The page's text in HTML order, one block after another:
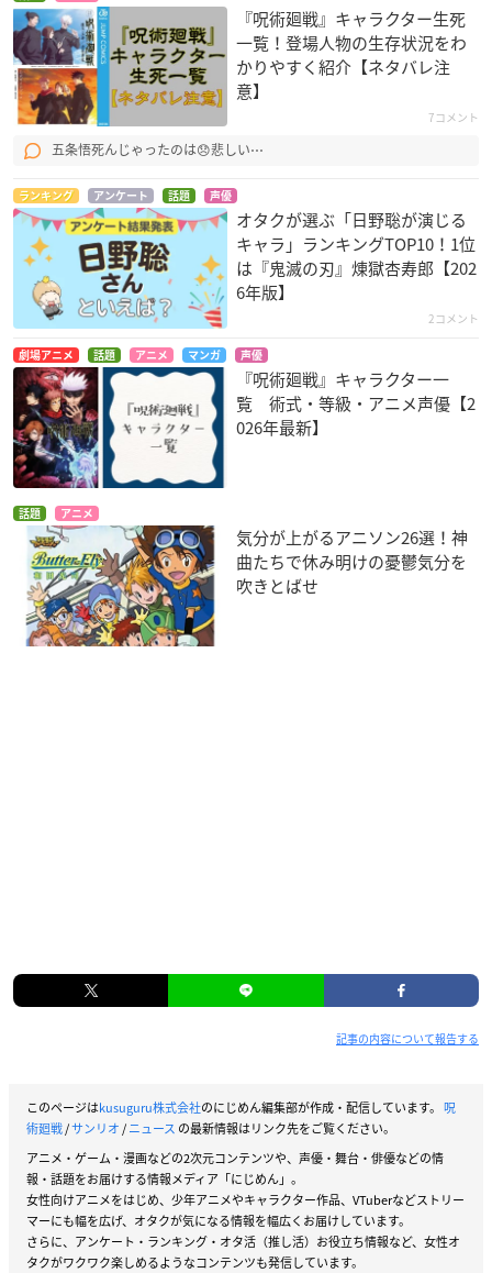
『呪術廻戦』キャラクター生死
一覧！登場人物の生存状況をわ
かりやすく紹介【ネタバレ注
意】
7コメント
五条悟死んじゃったのは😞悲しい⋯
ランキング アンケート 話題 声優
オタクが選ぶ「日野聡が演じる
キャラ」ランキングTOP10！1位
は『鬼滅の刃』煉󠄁獄杏寿郎【202
6年版】
2コメント
劇場アニメ 話題 アニメ マンガ 声優
『呪術廻戦』キャラクター一
覧 術式・等級・アニメ声優【2
026年最新】
話題 アニメ
気分が上がるアニソン26選！神
曲たちで休み明けの憂鬱気分を
吹きとばせ
記事の内容について報告する
このページはkusuguru株式会社のにじめん編集部が作成・配信しています。 呪
術廻戦/サンリオ/ニュース の最新情報はリンク先をご覧ください。
アニメ・ゲーム・漫画などの2次元コンテンツや、声優・舞台・俳優などの情
報・話題をお届けする情報メディア「にじめん」。
女性向けアニメをはじめ、少年アニメやキャラクター作品、VTuberなどストリー
マーにも幅を広げ、オタクが気になる情報を幅広くお届けしています。
さらに、アンケート・ランキング・オタ活（推し活）お役立ち情報など、女性オ
タクがワクワク楽しめるようなコンテンツも発信しています。